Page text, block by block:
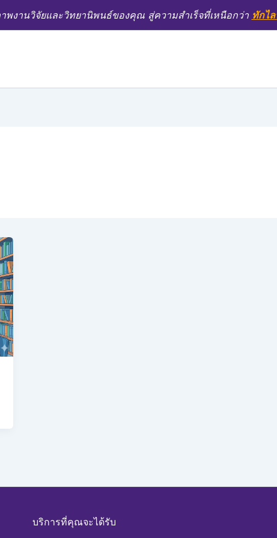
พงานวิจัยและวิทยานิพนธ์ของคุณ สู่ความสำเร็จที่เหนือกว่า ทักไ
บริการที่คุณจะได้รับ